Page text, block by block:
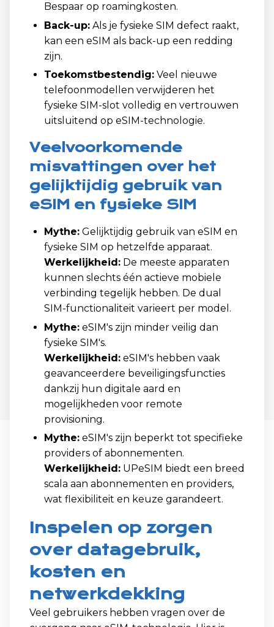
Bespaar op roamingkosten.
Back-up: Als je fysieke SIM defect raakt,
kan een eSIM als back-up een redding
zijn.
Toekomstbestendig: Veel nieuwe
telefoonmodellen verwijderen het
fysieke SIM-slot volledig en vertrouwen
uitsluitend op eSIM-technologie.
Veelvoorkomende
misvattingen over het
gelijktijdig gebruik van
eSIM en fysieke SIM
Mythe: Gelijktijdig gebruik van eSIM en
fysieke SIM op hetzelfde apparaat.
Werkelijkheid: De meeste apparaten
kunnen slechts één actieve mobiele
verbinding tegelijk hebben. De dual
SIM-functionaliteit varieert per model.
Mythe: eSIM's zijn minder veilig dan
fysieke SIM's.
Werkelijkheid: eSIM's hebben vaak
geavanceerdere beveiligingsfuncties
dankzij hun digitale aard en
mogelijkheden voor remote
provisioning.
Mythe: eSIM's zijn beperkt tot specifieke
providers of abonnementen.
Werkelijkheid: UPeSIM biedt een breed
scala aan abonnementen en providers,
wat flexibiliteit en keuze garandeert.
Inspelen op zorgen
over datagebruik,
kosten en
netwerkdekking
Veel gebruikers hebben vragen over de